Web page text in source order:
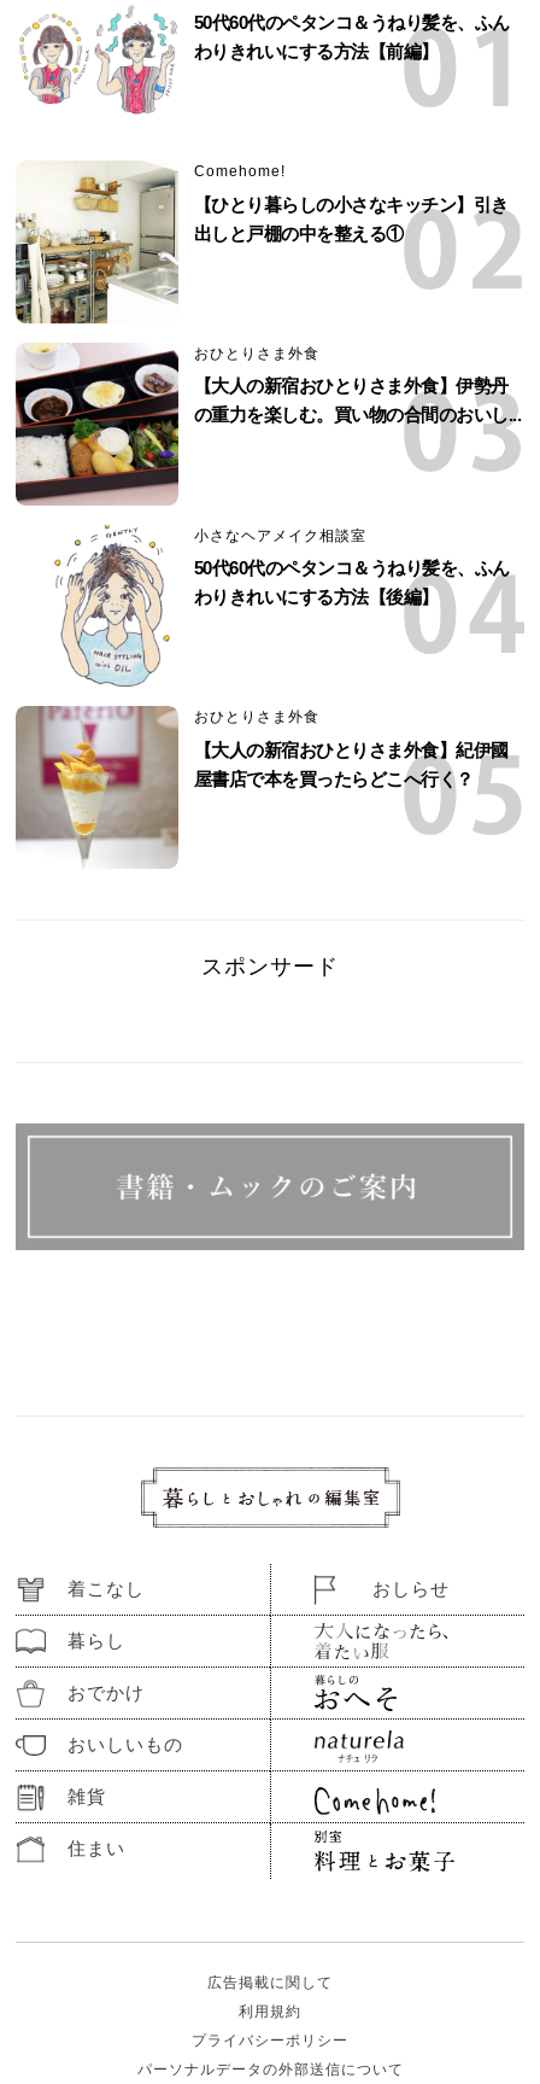
50代60代のペタンコ＆うねり髪を、ふん
わりきれいにする方法【前編】
Comehome!
【ひとり暮らしの小さなキッチン】引き
出しと戸棚の中を整える①
おひとりさま外食
【大人の新宿おひとりさま外食】伊勢丹
の重力を楽しむ。買い物の合間のおいし...
小さなヘアメイク相談室
50代60代のペタンコ＆うねり髪を、ふん
わりきれいにする方法【後編】
おひとりさま外食
【大人の新宿おひとりさま外食】紀伊國
屋書店で本を買ったらどこへ行く？
スポンサード
着こなし
暮らし
おでかけ
おいしいもの
雑貨
住まい
おしらせ
広告掲載に関して
利用規約
プライバシーポリシー
パーソナルデータの外部送信について